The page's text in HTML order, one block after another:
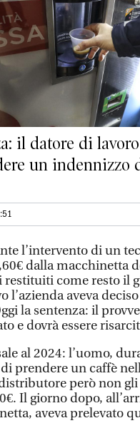
il datore di
un indennizzo
l’intervento di un
dalla macchinetta
restituiti come resto il
l’azienda aveva
la sentenza: il
e dovrà essere
al 2024: l’uomo,
di prendere un caffè
però non
Il giorno dopo,
aveva prelevato